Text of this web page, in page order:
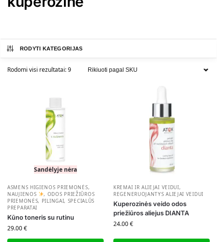
RODYTI KATEGORIJAS
Rodomi visi rezultatai: 9
Sandėlyje nėra
ASMENS HIGIENOS PRIEMONĖS,
NAUJIENOS
, ODOS PRIEŽIŪROS
PRIEMONĖS, PILINGAI, SPECIALŪS
PREPARATAI
Kūno toneris su rutinu
29.00€
KREMAI IR ALIEJAI VEIDUI,
REGENERUOJANTYS ALIEJAI VEIDUI
Kuperozinės veido odos
priežiūros aliejus DIANTA
24.00€